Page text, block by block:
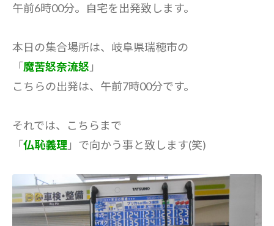
午前6時00分。自宅を出発致します。
本日の集合場所は、岐阜県瑞穂市の
「魔苦怒奈流怒 」
こちらの出発は、午前7時00分です。
それでは、こちらまで
「仏恥義理 」で向かう事と致します(笑)